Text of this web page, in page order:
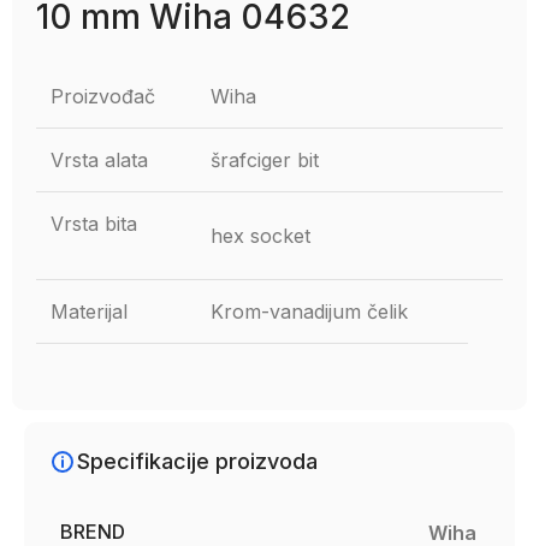
10 mm Wiha 04632
Proizvođač Wiha
Vrsta alata šrafciger bit
Vrsta bita hex socket
Materijal Krom-vanadijum čelik
Specifikacije proizvoda
BREND Wiha